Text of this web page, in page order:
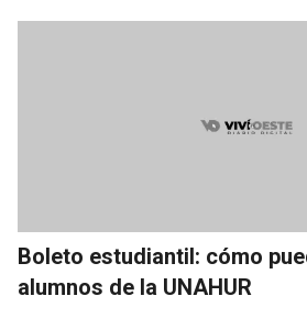
Boleto estudiantil: cómo
alumnos de la UNAHUR